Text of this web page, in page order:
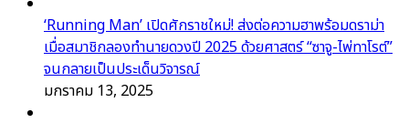
‘Running Man’ เปิดศักราชใหม่! ส่งต่อความฮาพร้อมดราม่า
เมื่อสมาชิกลองทำนายดวงปี 2025 ด้วยศาสตร์ “ซาจู-ไพ่ทาโรต์”
จนกลายเป็นประเด็นวิจารณ์
มกราคม 13, 2025